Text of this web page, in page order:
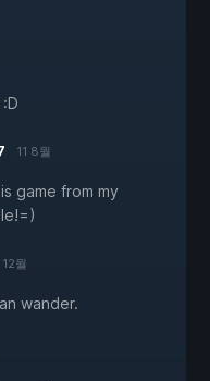
11 8월
game from my
월
wander.